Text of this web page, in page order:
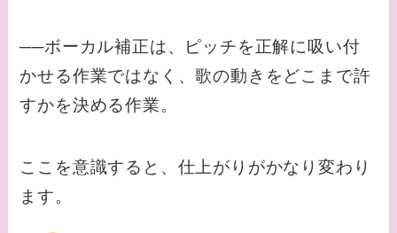
──ボーカル補正は、ピッチを正解に吸い付
かせる作業ではなく、歌の動きをどこまで許
すかを決める作業。
ここを意識すると、仕上がりがかなり変わり
ます。